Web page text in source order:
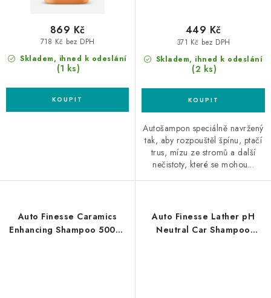
Skladem, ihned k odeslání
(1 ks)
718 Kč bez DPH
869 Kč
Skladem, ihned k odeslání
(2 ks)
371 Kč bez DPH
449 Kč
Autošampon speciálně navržený
tak, aby rozpouštěl špínu, ptačí
trus, mízu ze stromů a další
nečistoty, které se mohou...
Auto Finesse Caramics
Enhancing Shampoo 500ml
Auto Finesse Lather pH
Neutral Car Shampoo